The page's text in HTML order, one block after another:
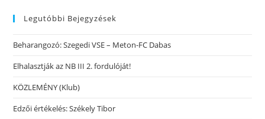
Legutóbbi Bejegyzések
Beharangozó: Szegedi VSE – Meton-FC Dabas
Elhalasztják az NB III 2. fordulóját!
KÖZLEMÉNY (Klub)
Edzői értékelés: Székely Tibor